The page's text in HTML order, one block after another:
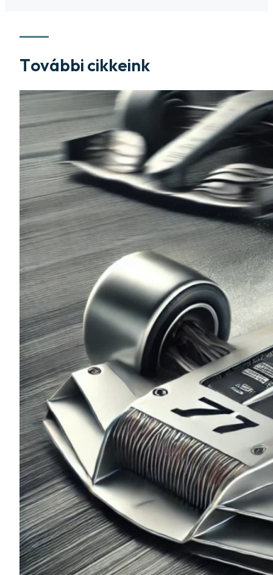
További cikkeink